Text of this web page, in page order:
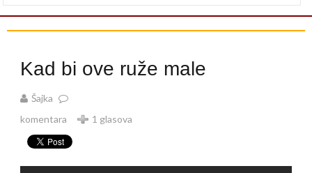
Kad bi ove ruže male
Šajka
komentara
1 glasova